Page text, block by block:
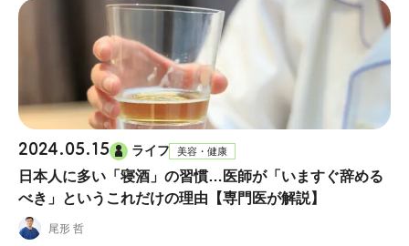
2024.05.15 ライフ 美容・健康
日本人に多い「寝酒」の習慣…医師が「いますぐ辞める
べき」というこれだけの理由【専門医が解説】
尾形 哲